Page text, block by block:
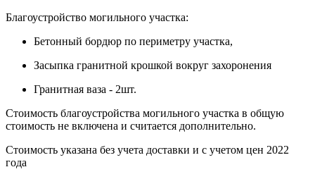
Благоустройство могильного участка:
Бетонный бордюр по периметру участка,
Засыпка гранитной крошкой вокруг захоронения
Гранитная ваза - 2шт.
Стоимость благоустройства могильного участка в общую
стоимость не включена и считается дополнительно.
Стоимость указана без учета доставки и с учетом цен 2022
года